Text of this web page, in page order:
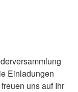
Einladungen
uns auf Ihr